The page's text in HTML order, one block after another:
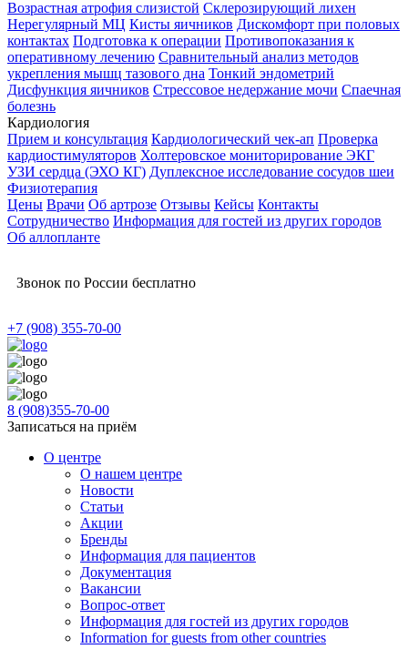
Возрастная атрофия слизистой Склерозирующий лихен
Нерегулярный МЦ Кисты яичников Дискомфорт при половых
контактах Подготовка к операции Противопоказания к
оперативному лечению Сравнительный анализ методов
укрепления мышц тазового дна Тонкий эндометрий
Дисфункция яичников Стрессовое недержание мочи Спаечная
болезнь
Кардиология
Прием и консультация Кардиологический чек-ап Проверка
кардиостимуляторов Холтеровское мониторирование ЭКГ
УЗИ сердца (ЭХО КГ) Дуплексное исследование сосудов шеи
Физиотерапия
Цены Врачи Об артрозе Отзывы Кейсы Контакты
Сотрудничество Информация для гостей из других городов
Об аллопланте
Звонок по России бесплатно
+7 (908) 355-70-00
8 (908)355-70-00
Записаться на приём
О центре
О нашем центре
Новости
Статьи
Акции
Бренды
Информация для пациентов
Документация
Вакансии
Вопрос-ответ
Информация для гостей из других городов
Information for guests from other countries